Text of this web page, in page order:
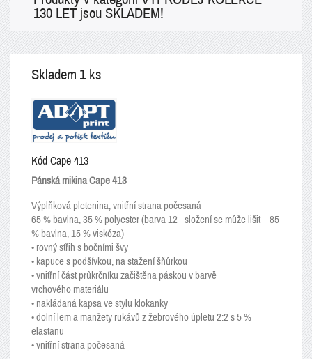
130 LET jsou SKLADEM!
Skladem 1 ks
Kód Cape 413
Pánská mikina Cape 413
Výplňková pletenina, vnitřní strana počesaná
65 % bavlna, 35 % polyester (barva 12 - složení se může lišit – 85
% bavlna, 15 % viskóza)
• rovný střih s bočními švy
• kapuce s podšívkou, na stažení šňůrkou
• vnitřní část průkrčníku začištěna páskou v barvě
vrchového materiálu
• nakládaná kapsa ve stylu klokanky
• dolní lem a manžety rukávů z žebrového úpletu 2:2 s 5%
elastanu
• vnitřní strana počesaná